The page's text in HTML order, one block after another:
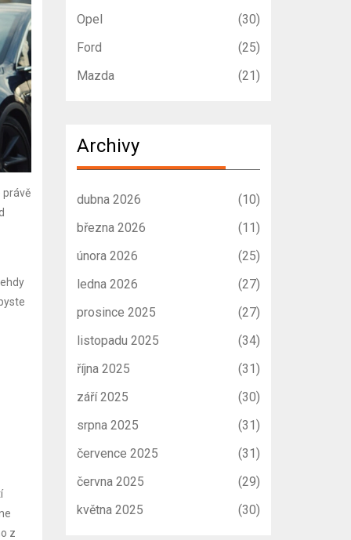
právě
z
Opel
(30)
Ford
(25)
Mazda
(21)
Archivy
dubna 2026
(10)
března 2026
(11)
února 2026
(25)
ledna 2026
(27)
prosince 2025
(27)
listopadu 2025
(34)
října 2025
(31)
září 2025
(30)
srpna 2025
(31)
července 2025
(31)
června 2025
(29)
května 2025
(30)